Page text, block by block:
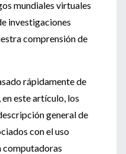
mundiales virtuales
investigaciones
comprensión de
rápidamente de
este artículo, los
general de
con el uso
computadoras